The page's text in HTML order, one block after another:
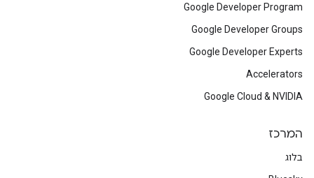
Google Developer Program
Google Developer Groups
Google Developer Experts
Accelerators
Google Cloud & NVIDIA
המרכז
בלוג